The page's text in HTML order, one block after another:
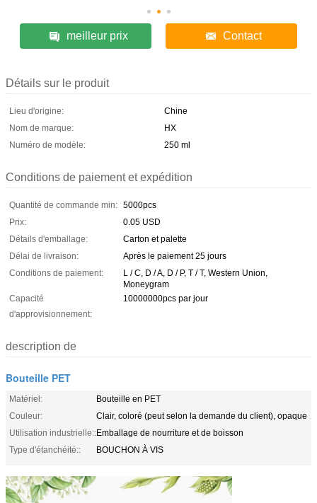
meilleur prix Contact
Détails sur le produit
Lieu d'origine:
Chine
Nom de marque:
HX
Numéro de modèle:
250 ml
Conditions de paiement et expédition
Quantité de commande min: 5000pcs
Prix:
0.05 USD
Détails d'emballage:
Carton et palette
Délai de livraison:
Après le paiement 25 jours
Conditions de paiement:
L / C, D / A, D / P, T / T, Western Union,
Moneygram
Capacité
d'approvisionnement:
10000000pcs par jour
description de
Bouteille PET
Matériel:
Bouteille en PET
Couleur:
Clair, coloré (peut selon la demande du client), opaque
Utilisation industrielle::Emballage de nourriture et de boisson
Type d'étanchéité::
BOUCHON À VIS